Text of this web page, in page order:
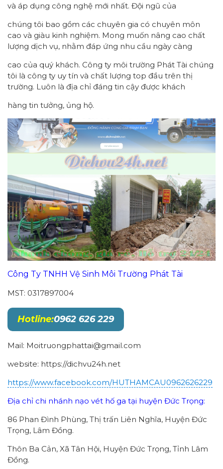
và áp dụng công nghệ mới nhất. Đội ngũ của
chúng tôi bao gồm các chuyên gia có chuyên môn
cao và giàu kinh nghiệm. Mong muốn nâng cao chất
lượng dịch vụ, nhằm đáp ứng nhu cầu ngày càng
cao của quý khách. Công ty môi trường Phát Tài chúng
tôi là công ty uy tín và chất lượng top đầu trên thị
trường. Luôn là địa chỉ đáng tin cậy được khách
hàng tin tưởng, ủng hộ.
Công Ty TNHH Vệ Sinh Môi Trường Phát Tài
MST: 0317897004
Hotline:0962 626 229
Mail: Moitruongphattai@gmail.com
website: https://dichvu24h.net
https://www.facebook.com/HUTHAMCAU0962626229
Địa chỉ chi nhánh nạo vét hố ga tại huyện Đức Trọng:
86 Phan Đình Phùng, Thị trấn Liên Nghĩa, Huyện Đức
Trọng, Lâm Đồng.
Thôn Ba Cản, Xã Tân Hội, Huyện Đức Trọng, Tỉnh Lâm
Đồng.